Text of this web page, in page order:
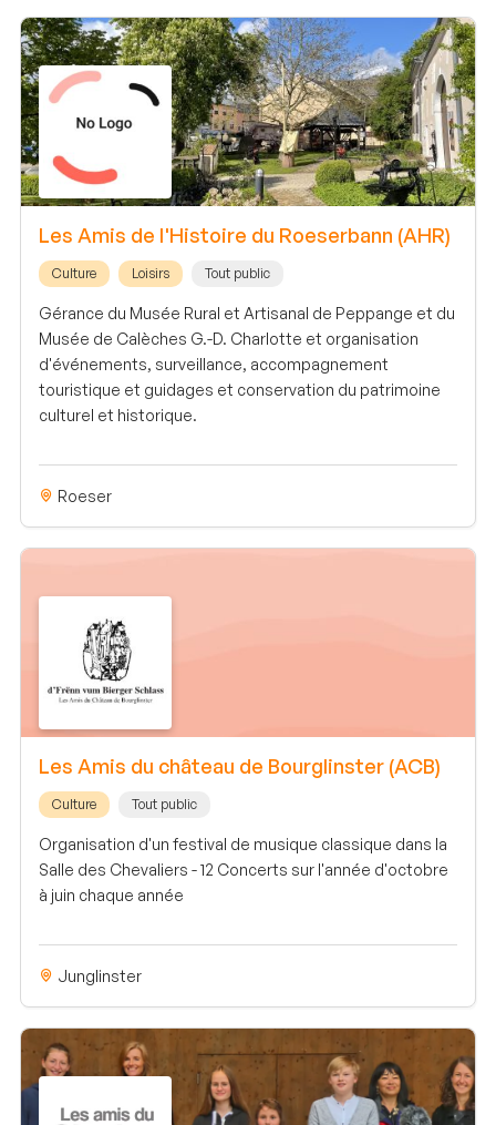
Les Amis de l'Histoire du Roeserbann (AHR)
Culture Loisirs Tout public
Gérance du Musée Rural et Artisanal de Peppange et du
Musée de Calèches G.-D. Charlotte et organisation
d'événements, surveillance, accompagnement
touristique et guidages et conservation du patrimoine
culturel et historique.
Roeser
Les Amis du château de Bourglinster (ACB)
Culture Tout public
Organisation d'un festival de musique classique dans la
Salle des Chevaliers - 12 Concerts sur l'année d'octobre
à juin chaque année
Junglinster